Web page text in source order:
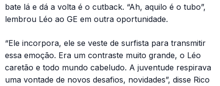
bate lá e dá a volta é o cutback. “Ah, aquilo é o tubo”,
lembrou Léo ao GE em outra oportunidade.
“Ele incorpora, ele se veste de surfista para transmitir
essa emoção. Era um contraste muito grande, o Léo
caretão e todo mundo cabeludo. A juventude respirava
uma vontade de novos desafios, novidades”, disse Rico